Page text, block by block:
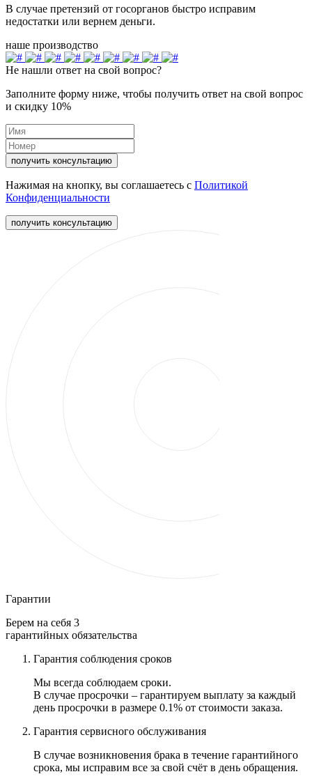
В случае претензий от госорганов быстро исправим
недостатки или вернем деньги.
наше производство
Не нашли ответ на свой вопрос?
Заполните форму ниже, чтобы получить ответ на свой вопрос
и скидку 10%
получить консультацию
Нажимая на кнопку, вы соглашаетесь с Политикой
Конфиденциальности
получить консультацию
Гарантии
Берем на себя 3
гарантийных обязательства
Гарантия соблюдения сроков
Мы всегда соблюдаем сроки.
В случае просрочки – гарантируем выплату за каждый
день просрочки в размере 0.1% от стоимости заказа.
Гарантия сервисного обслуживания
В случае возникновения брака в течение гарантийного
срока, мы исправим все за свой счёт в день обращения.